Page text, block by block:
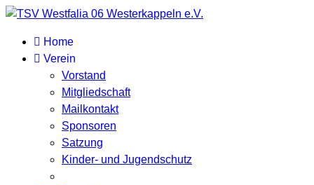
Home
Verein
Vorstand
Mitgliedschaft
Mailkontakt
Sponsoren
Satzung
Kinder- und Jugendschutz